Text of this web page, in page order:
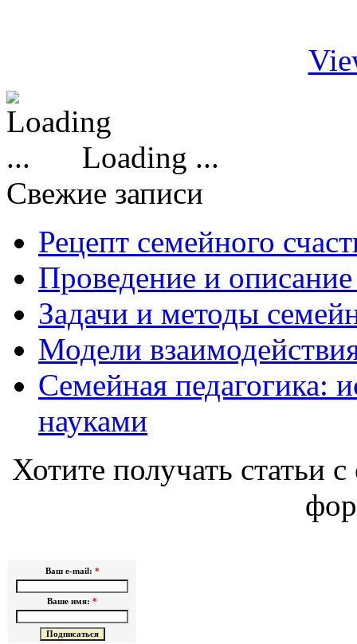
Loading ...
Свежие записи
Рецепт семейного
Проведение и описание
Задачи и методы
Модели
Семейная педагогика:
науками
Хотите получать статьи
Ваш e-mail: *
Ваше имя: *